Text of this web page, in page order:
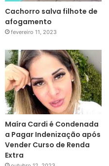
Cachorro salva filhote de
afogamento
fevereiro 11, 2023
Maíra Cardi é Condenada
a Pagar Indenização após
Vender Curso de Renda
Extra